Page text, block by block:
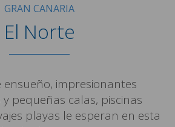
GRAN CANARIA
El Norte
ensueño, impresionantes
pequeñas calas, piscinas
playas le esperan en esta